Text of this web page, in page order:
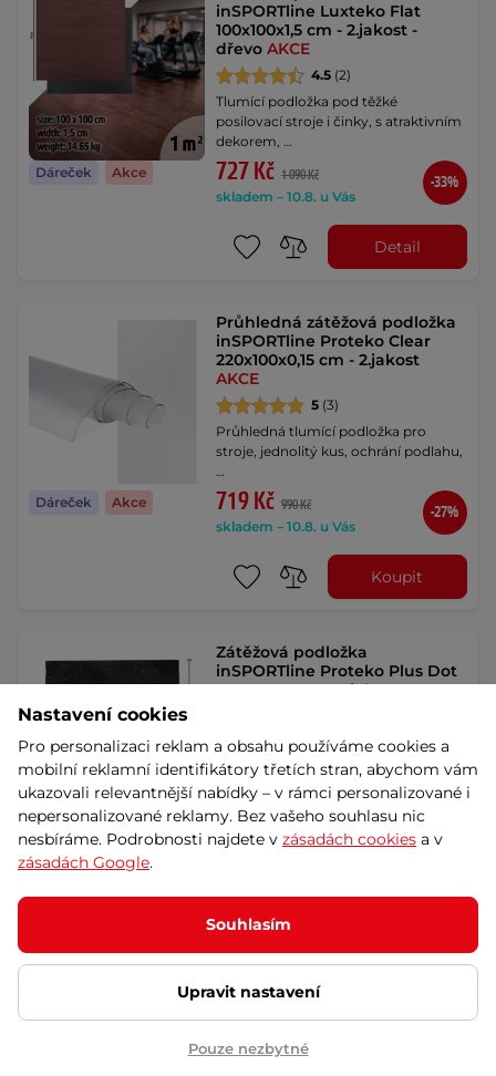
Dáreček Akce
inSPORTline Luxteko Flat
100x100x1,5 cm - 2.jakost -
dřevoAKCE
4.5 (2)
Tlumící podložka pod těžké
posilovací stroje i činky, s atraktivním
dekorem, …
727 Kč 1 090 Kč
skladem – 10.8. u Vás
-33%
Detail
Dáreček Akce
Průhledná zátěžová podložka
inSPORTline Proteko Clear
220x100x0,15 cm - 2.jakost
AKCE
5 (3)
Průhledná tlumící podložka pro
stroje, jednolitý kus, ochrání podlahu,
…
719 Kč 990 Kč
skladem – 10.8. u Vás
-27%
Koupit
Dáreček Akce
Zátěžová podložka
inSPORTline Proteko Plus Dot
100x100x2 cm - 2.jakostAKCE
Tlumící podložka vhodná pro těžké
posilovací stroje i činky, chrání
podlahu …
699 Kč 790 Kč
skladem – 10.8. u Vás
Univerzální ochranná
podložka inSPORTline
120x80x0,6 cm - černá
Zátěžová podložka pro stroje, která
Nastavení cookies
Pro personalizaci reklam a obsahu používáme cookies a
mobilní reklamní identifikátory třetích stran, abychom vám
ukazovali relevantnější nabídky – v rámci personalizované i
nepersonalizované reklamy. Bez vašeho souhlasu nic
nesbíráme. Podrobnosti najdete v zásadách cookies a v
zásadách Google.
Souhlasím
Upravit nastavení
Pouze nezbytné